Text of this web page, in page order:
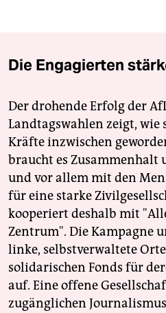
Die Engagierten
Der drohende Erfolg der
Landtagswahlen zeigt, wie
Kräfte inzwischen
braucht es Zusammenhalt
und vor allem mit den
für eine starke
kooperiert deshalb mit
Zentrum". Die Kampagne
linke, selbstverwaltete
solidarischen Fonds für
auf. Eine offene
zugänglichen